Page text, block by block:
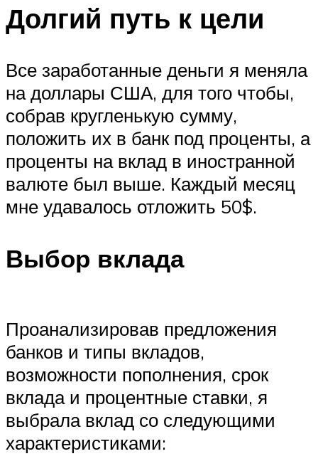
Долгий путь к цели
Все заработанные деньги я меняла
на доллары США, для того чтобы,
собрав кругленькую сумму,
положить их в банк под проценты, а
проценты на вклад в иностранной
валюте был выше. Каждый месяц
мне удавалось отложить 50$.
Выбор вклада
Проанализировав предложения
банков и типы вкладов,
возможности пополнения, срок
вклада и процентные ставки, я
выбрала вклад со следующими
характеристиками: